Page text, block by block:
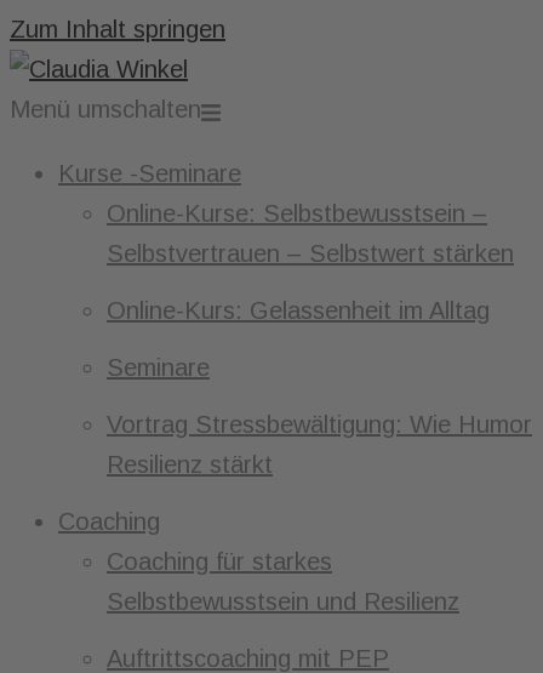
Zum Inhalt springen
Menü umschalten
Kurse -Seminare
Online-Kurse: Selbstbewusstsein –
Selbstvertrauen – Selbstwert stärken
Online-Kurs: Gelassenheit im Alltag
Seminare
Vortrag Stressbewältigung: Wie Humor
Resilienz stärkt
Coaching
Coaching für starkes
Selbstbewusstsein und Resilienz
Auftrittscoaching mit PEP